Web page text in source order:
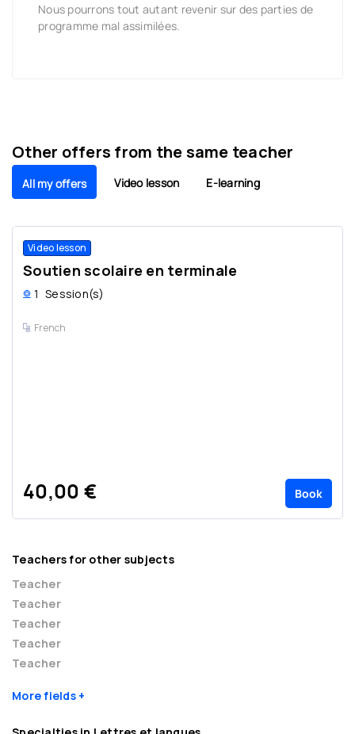
Nous pourrons tout autant revenir sur des parties de
programme mal assimilées.
Other offers from the same teacher
All my offers Video lesson E-learning
Video lesson
Soutien scolaire en terminale
1 Session(s)
French
40,00 € Book
Teachers for other subjects
Teacher
Teacher
Teacher
Teacher
Teacher
More fields